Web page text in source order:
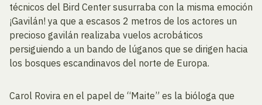
técnicos del Bird Center susurraba con la misma emoción
¡Gavilán! ya que a escasos 2 metros de los actores un
precioso gavilán realizaba vuelos acrobáticos
persiguiendo a un bando de lúganos que se dirigen hacia
los bosques escandinavos del norte de Europa.
Carol Rovira en el papel de “Maite” es la bióloga que